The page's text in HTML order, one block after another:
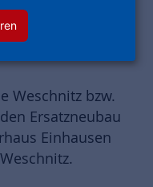
Weschnitz bzw.
Ersatzneubau
Einhausen